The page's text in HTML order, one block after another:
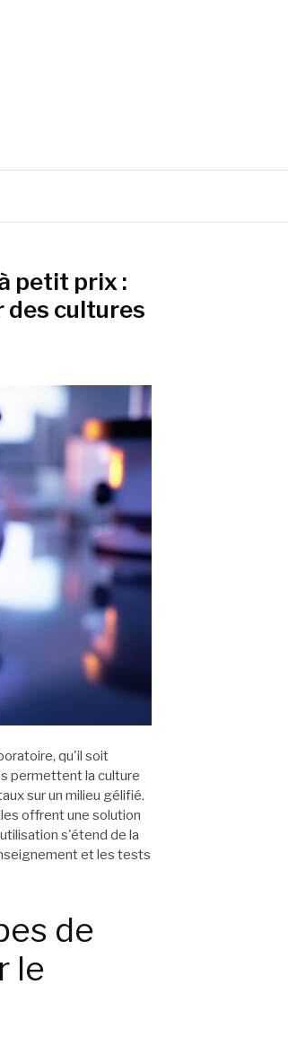
petit prix :
des cultures
qu'il soit
permettent la culture
sur un milieu gélifié.
offrent une solution
s'étend de la
et les tests
de
le